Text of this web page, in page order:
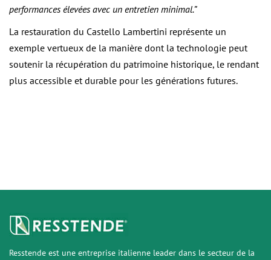
performances élevées avec un entretien minimal.”
La restauration du Castello Lambertini représente un
exemple vertueux de la manière dont la technologie peut
soutenir la récupération du patrimoine historique, le rendant
plus accessible et durable pour les générations futures.
Resstende est une entreprise italienne leader dans le secteur de la